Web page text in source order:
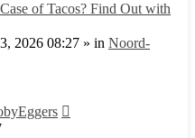
of Tacos? Find Out with
2026 08:27 » in Noord-